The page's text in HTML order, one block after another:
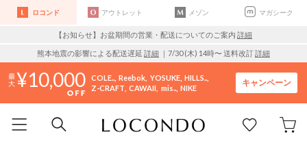
ロコンド アウトレット メゾン マガシーク
【お知らせ】お盆期間の営業・配送についてのご案内 詳細
熊本地震の影響による配送遅延 詳細 ｜7/30 (木) 14時〜 送料改訂詳細
10,000 COLE.. Reebok YOSUKE HILLS..
Z-CRAFT CAWAII mis.. NIKE
キャンペーン